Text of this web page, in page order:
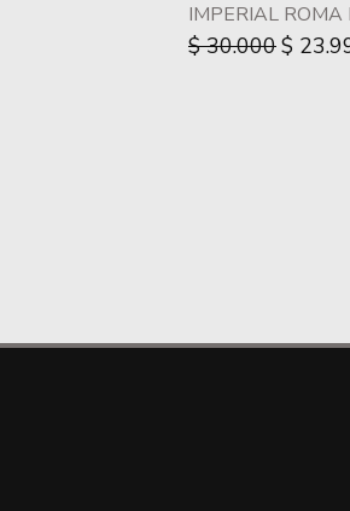
IMPERIAL ROMA
$30.000$